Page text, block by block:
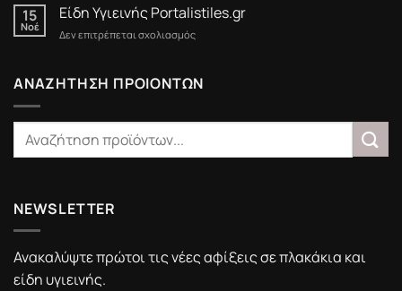
Friday
στο
Portalistiles.gr
15
Νοέ
Είδη Υγιεινής Portalistiles.gr
Δεν επιτρέπεται σχολιασμόςστο
Portalistiles.gr
ΑΝΑΖΗΤΗΣΗ ΠΡΟΙΟΝΤΩΝ
NEWSLETTER
Ανακαλύψτε πρώτοι τις νέες αφίξεις σε πλακάκια και
είδη υγιεινής.